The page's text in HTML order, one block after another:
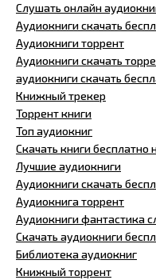
Слушать онлайн
Аудиокниги скачать
Аудиокниги торрент
Аудиокниги скачать
аудиокниги скачать
Книжный трекер
Торрент книги
Топ аудиокниг
Скачать книги бесплатно
Лучшие аудиокниги
Аудиокниги скачать
Аудиокнига торрент
Аудиокниги фантастика
Скачать аудиокниги
Библиотека аудиокниг
Книжный торрент